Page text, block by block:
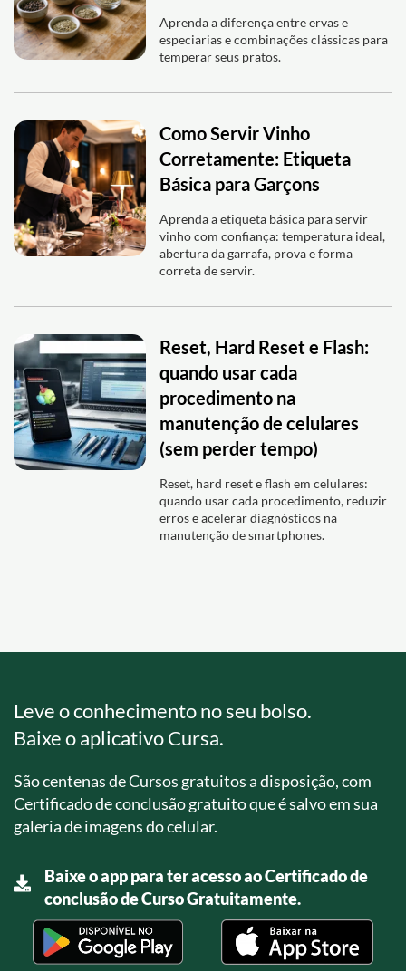
Aprenda a diferença entre ervas e
especiarias e combinações clássicas para
temperar seus pratos.
Como Servir Vinho
Corretamente: Etiqueta
Básica para Garçons
Aprenda a etiqueta básica para servir
vinho com confiança: temperatura ideal,
abertura da garrafa, prova e forma
correta de servir.
Reset, Hard Reset e Flash:
quando usar cada
procedimento na
manutenção de celulares
(sem perder tempo)
Reset, hard reset e flash em celulares:
quando usar cada procedimento, reduzir
erros e acelerar diagnósticos na
manutenção de smartphones.
Leve o conhecimento no seu bolso.
Baixe o aplicativo Cursa.
São centenas de Cursos gratuitos a disposição, com
Certificado de conclusão gratuito que é salvo em sua
galeria de imagens do celular.
Baixe o app para ter acesso ao Certificado de
conclusão de Curso Gratuitamente.